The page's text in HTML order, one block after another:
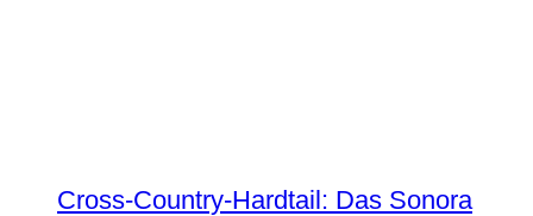
Cross-Country-Hardtail: Das Sonora